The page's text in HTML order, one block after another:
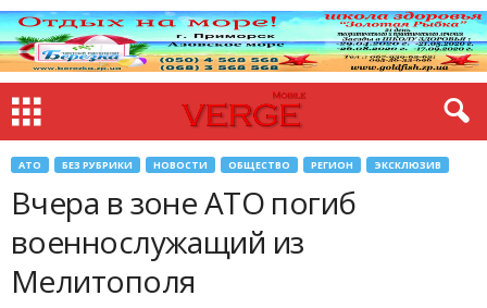
АТО БЕЗ РУБРИКИ НОВОСТИ ОБЩЕСТВО РЕГИОН ЭКСКЛЮЗИВ
Вчера в зоне АТО погиб
военнослужащий из
Мелитополя